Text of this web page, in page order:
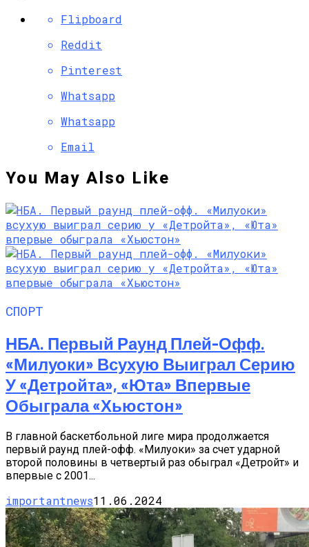
Flipboard
Reddit
Pinterest
Whatsapp
Whatsapp
Email
You May Also Like
СПОРТ
НБА. Первый Раунд Плей-Офф.
«Милуоки» Всухую Выиграл Серию
У «Детройта», «Юта» Впервые
Обыграла «Хьюстон»
В главной баскетбольной лиге мира продолжается
первый раунд плей-офф. «Милуоки» за счет ударной
второй половины в четвертый раз обыграл «Детройт» и
впервые с 2001...
importantnews11.06.2024